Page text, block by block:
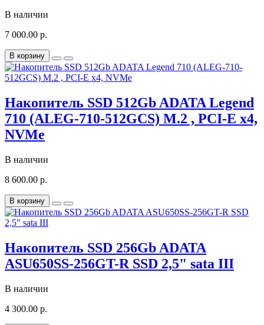
В наличии
7 000.00 р.
В корзину
Накопитель SSD 512Gb ADATA Legend
710 (ALEG-710-512GCS) M.2 , PCI-E x4,
NVMe
В наличии
8 600.00 р.
В корзину
Накопитель SSD 256Gb ADATA
ASU650SS-256GT-R SSD 2,5" sata III
В наличии
4 300.00 р.